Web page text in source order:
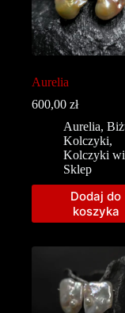
Aurelia
600,00 zł
Aurelia,
Kolczyki,
Kolczyki
Sklep
Dodaj do
koszyka